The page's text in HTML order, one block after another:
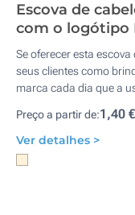
Escova de
com o logótipo
Se oferecer esta
seus clientes como
marca cada dia que a
Preço a partir de:1,40 €
Ver detalhes >